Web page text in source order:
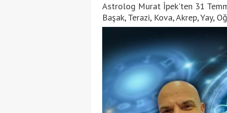
Astrolog Murat İpek'ten 31
Başak, Terazi, Kova, Akrep, Yay,